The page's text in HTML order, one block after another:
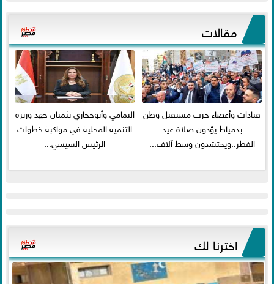
مقالات
قيادات وأعضاء حزب مستقبل وطن
بدمياط يؤدون صلاة عيد
الفطر..ويحتشدون وسط آلاف...
التمامي وأبوحجازي يثمنان جهد وزيرة
التنمية المحلية في مواكبة خطوات
الرئيس السيسي...
اخترنا لك